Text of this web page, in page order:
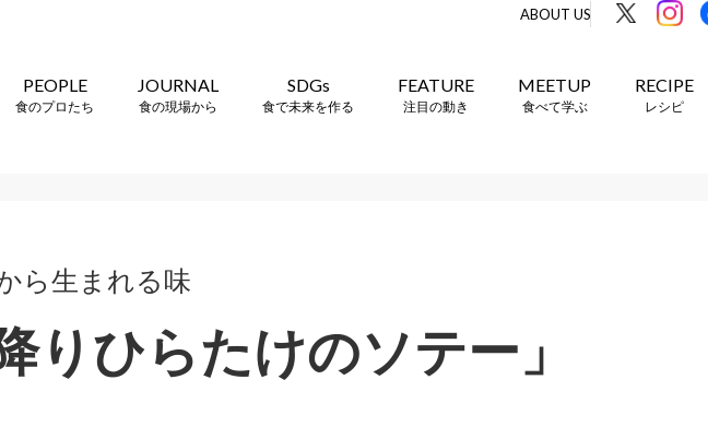
ABOUT US
PEOPLE
食のプロたち
JOURNAL
食の現場から
SDGs
食で未来を作る
FEATURE
注目の動き
MEETUP
食べて学ぶ
RECIPE
レシピ
ら生まれる味
りひらたけのソテー」